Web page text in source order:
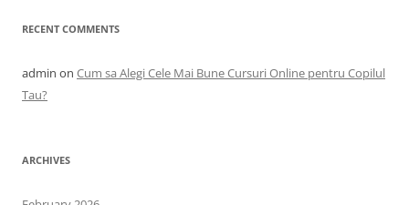
RECENT COMMENTS
admin on Cum sa Alegi Cele Mai Bune Cursuri Online pentru Copilul
Tau?
ARCHIVES